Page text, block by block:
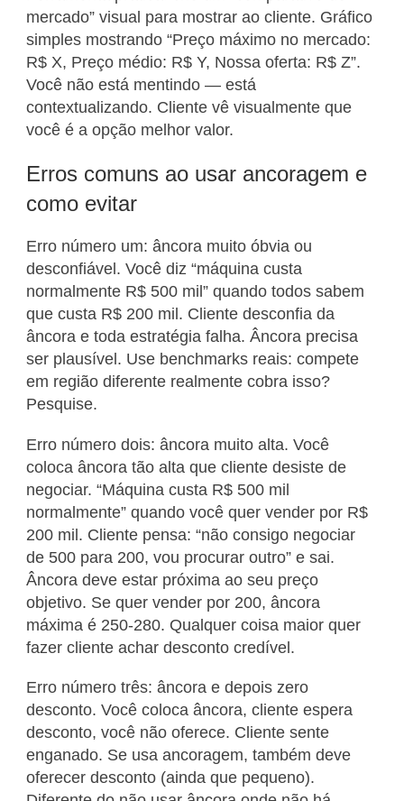
mercado” visual para mostrar ao cliente. Gráfico
simples mostrando “Preço máximo no mercado:
R$ X, Preço médio: R$ Y, Nossa oferta: R$ Z”.
Você não está mentindo — está
contextualizando. Cliente vê visualmente que
você é a opção melhor valor.
Erros comuns ao usar ancoragem e
como evitar
Erro número um: âncora muito óbvia ou
desconfiável. Você diz “máquina custa
normalmente R$ 500 mil” quando todos sabem
que custa R$ 200 mil. Cliente desconfia da
âncora e toda estratégia falha. Âncora precisa
ser plausível. Use benchmarks reais: compete
em região diferente realmente cobra isso?
Pesquise.
Erro número dois: âncora muito alta. Você
coloca âncora tão alta que cliente desiste de
negociar. “Máquina custa R$ 500 mil
normalmente” quando você quer vender por R$
200 mil. Cliente pensa: “não consigo negociar
de 500 para 200, vou procurar outro” e sai.
Âncora deve estar próxima ao seu preço
objetivo. Se quer vender por 200, âncora
máxima é 250-280. Qualquer coisa maior quer
fazer cliente achar desconto credível.
Erro número três: âncora e depois zero
desconto. Você coloca âncora, cliente espera
desconto, você não oferece. Cliente sente
enganado. Se usa ancoragem, também deve
oferecer desconto (ainda que pequeno).